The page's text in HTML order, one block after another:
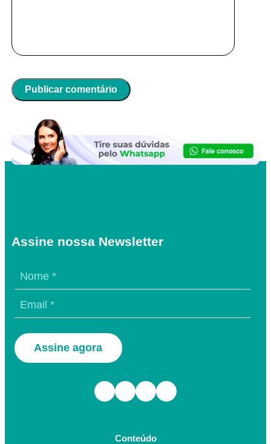
Assine nossa Newsletter
Assine agora
Facebook Instagram TikTok Youtube
Conteúdo